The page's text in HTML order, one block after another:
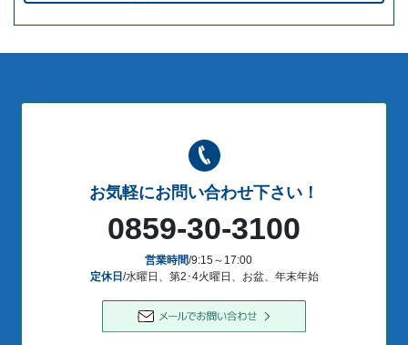
お気軽にお問い合わせ下さい！
0859-30-3100
営業時間/9:15～17:00
定休日/水曜日、第2･4火曜日、お盆、年末年始